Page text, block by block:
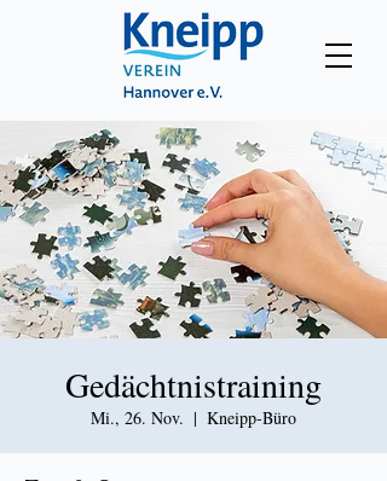
Gedächtnistraining
Mi., 26. Nov.
  |
Kneipp-Büro